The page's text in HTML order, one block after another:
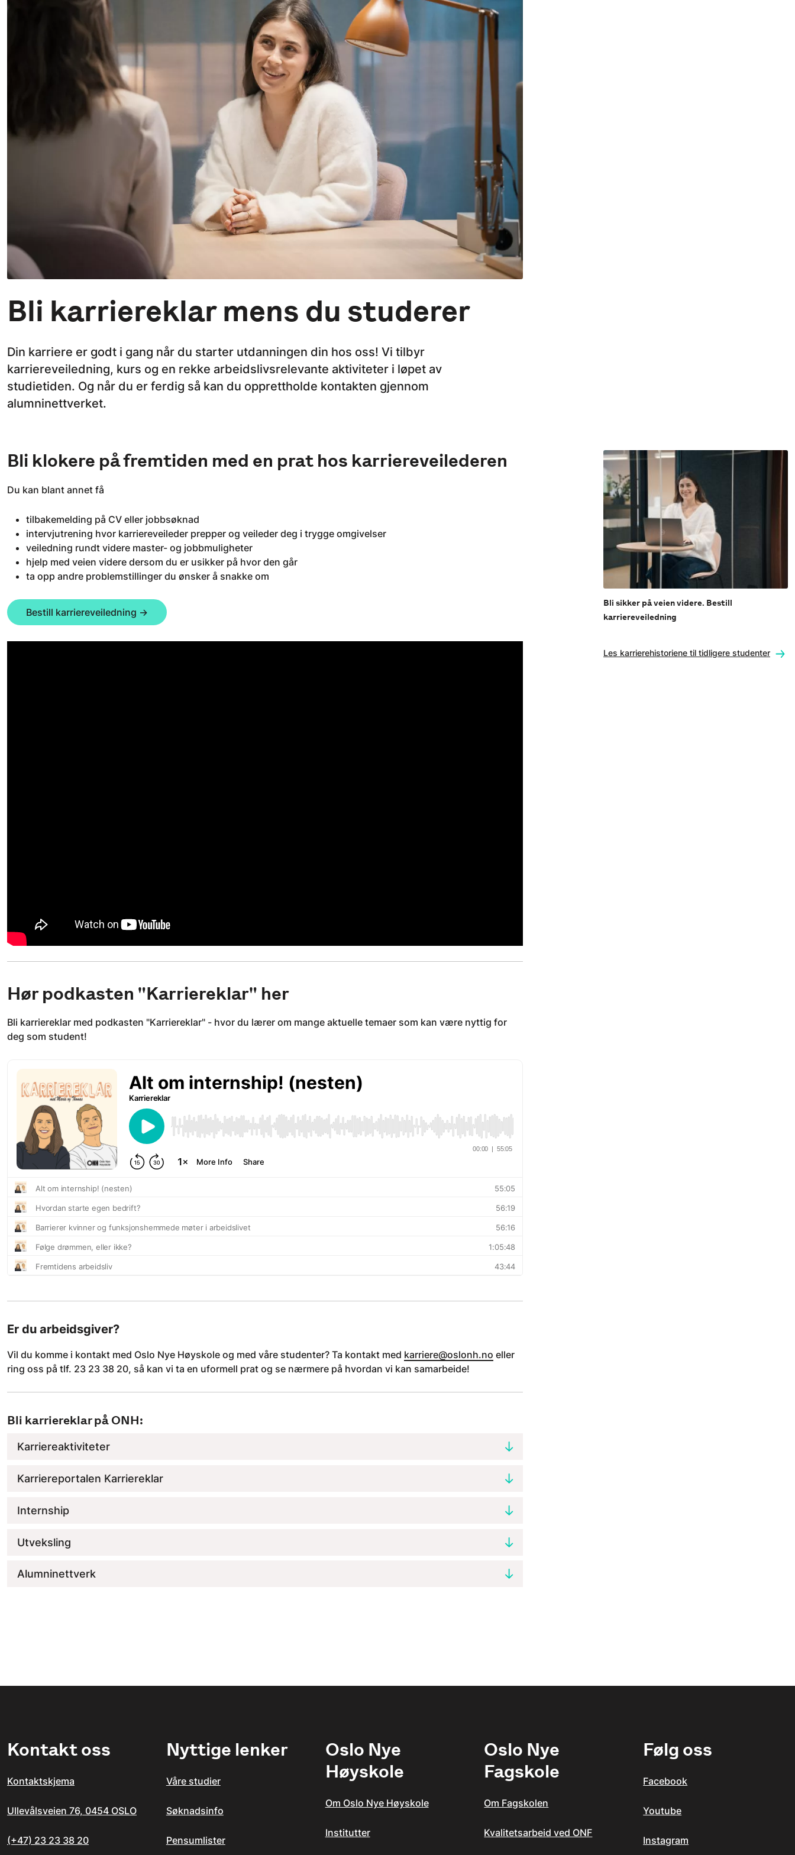
Bli karriereklar mens du studerer
Din karriere er godt i gang når du starter utdanningen din hos oss! Vi tilbyr
karriereveiledning, kurs og en rekke arbeidslivsrelevante aktiviteter i løpet av
studietiden. Og når du er ferdig så kan du opprettholde kontakten gjennom
alumninettverket.
Bli klokere på fremtiden med en prat hos karriereveilederen
Du kan blant annet få
tilbakemelding på CV eller jobbsøknad
intervjutrening hvor karriereveileder prepper og veileder deg i trygge omgivelser
veiledning rundt videre master- og jobbmuligheter
hjelp med veien videre dersom du er usikker på hvor den går
ta opp andre problemstillinger du ønsker å snakke om
Bestill karriereveiledning →
Hør podkasten "Karriereklar" her
Bli karriereklar med podkasten "Karriereklar" - hvor du lærer om mange aktuelle temaer som kan være nyttig for
deg som student!
Er du arbeidsgiver?
Vil du komme i kontakt med Oslo Nye Høyskole og med våre studenter? Ta kontakt med karriere@oslonh.no eller
ring oss på tlf. 23 23 38 20, så kan vi ta en uformell prat og se nærmere på hvordan vi kan samarbeide!
Bli karriereklar på ONH:
Karriereaktiviteter
Karriereportalen Karriereklar
Internship
Utveksling
Alumninettverk
Bli sikker på veien videre. Bestill
karriereveiledning
Les karrierehistoriene til tidligere studenter
Kontakt oss
Kontaktskjema
Ullevålsveien 76, 0454 OSLO
(+47) 23 23 38 20
Nyttige lenker
Våre studier
Søknadsinfo
Pensumlister
Oslo Nye
Høyskole
Om Oslo Nye Høyskole
Institutter
Oslo Nye
Fagskole
Om Fagskolen
Kvalitetsarbeid ved ONF
Følg oss
Facebook
Youtube
Instagram